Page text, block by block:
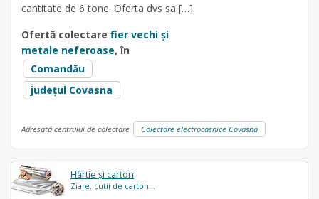
Hârtie și carton
Ziare, cutii de carton...
cantitate de 6 tone. Oferta dvs sa […]
Ofertă colectare fier vechi și
metale neferoase, în
Comandău
județul Covasna
Adresată centrului de colectare Colectare electrocasnice Covasna